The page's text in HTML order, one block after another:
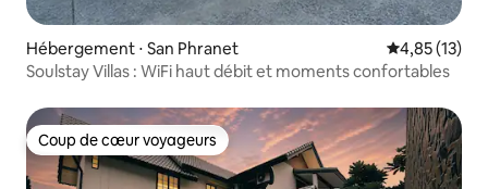
Hébergement ⋅ San Phranet Évaluation
4,85 (13)
Soulstay Villas : WiFi haut débit et moments confortables
Coup de cœur voyageurs
Coup de cœur voyageurs